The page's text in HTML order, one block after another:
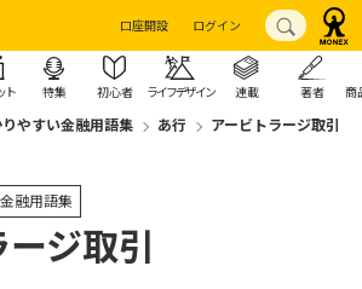
口座開設 ログイン
ト 特集 初心者 ライフデザイン 連載 著者 商
やすい金融用語集 あ行 アービトラージ取引
融用語集
ジ取引